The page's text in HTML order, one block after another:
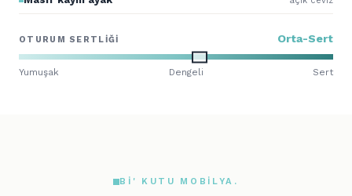
OTURUM SERTLIĞI Orta-Sert
Yumuşak Dengeli Sert
BI' KUTU MOBILYA.